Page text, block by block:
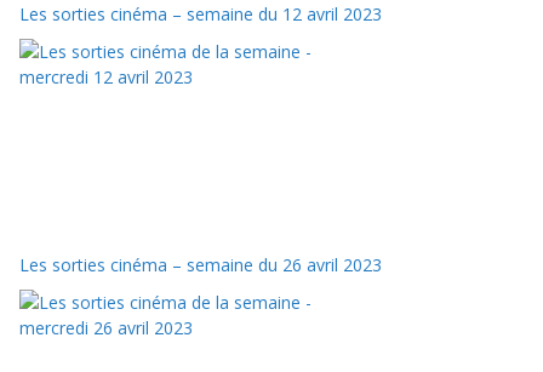
Les sorties cinéma – semaine du 12 avril 2023
Les sorties cinéma – semaine du 26 avril 2023